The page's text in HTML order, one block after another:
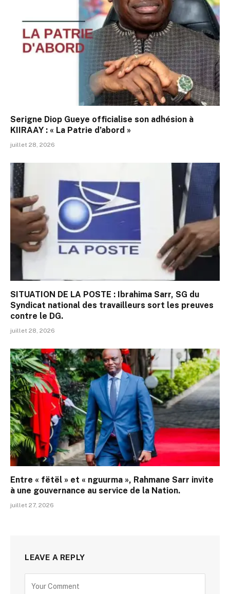
Serigne Diop Gueye officialise son adhésion à
KIIRAAY : « La Patrie d’abord »
juillet 28, 2026
SITUATION DE LA POSTE : Ibrahima Sarr, SG du
Syndicat national des travailleurs sort les preuves
contre le DG.
juillet 28, 2026
Entre « fëtël » et « nguurma », Rahmane Sarr invite
à une gouvernance au service de la Nation.
juillet 27, 2026
LEAVE A REPLY